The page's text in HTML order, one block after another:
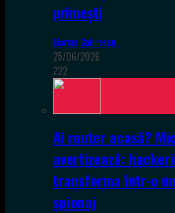
primești
Marian Calinescu
25/06/2026
222
Ai router acasă?
avertizează:
transforma într-o
spionaj